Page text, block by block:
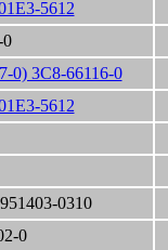
5612
0
0) 3C8-66116-0
5612
0310
0